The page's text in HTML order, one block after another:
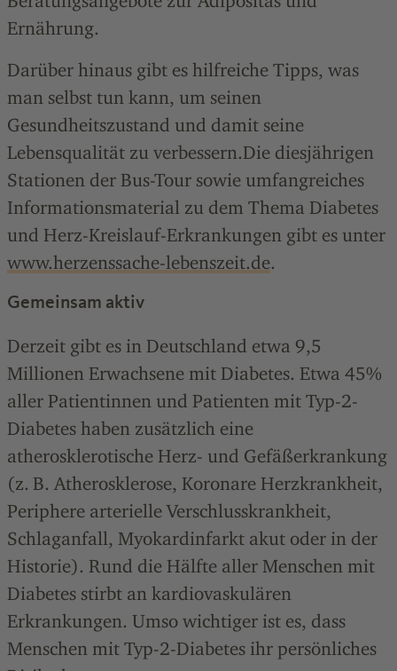
Ernährung.
Darüber hinaus gibt es hilfreiche Tipps, was
man selbst tun kann, um seinen
Gesundheitszustand und damit seine
Lebensqualität zu verbessern.Die diesjährigen
Stationen der Bus-Tour sowie umfangreiches
Informationsmaterial zu dem Thema Diabetes
und Herz-Kreislauf-Erkrankungen gibt es unter
www.herzenssache-lebenszeit.de.
Gemeinsam aktiv
Derzeit gibt es in Deutschland etwa 9,5
Millionen Erwachsene mit Diabetes. Etwa 45%
aller Patientinnen und Patienten mit Typ-2-
Diabetes haben zusätzlich eine
atherosklerotische Herz- und Gefäßerkrankung
(z. B. Atherosklerose, Koronare Herzkrankheit,
Periphere arterielle Verschlusskrankheit,
Schlaganfall, Myokardinfarkt akut oder in der
Historie). Rund die Hälfte aller Menschen mit
Diabetes stirbt an kardiovaskulären
Erkrankungen. Umso wichtiger ist es, dass
Menschen mit Typ-2-Diabetes ihr persönliches